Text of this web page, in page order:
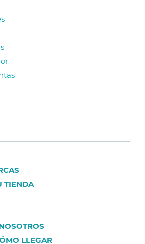
TIENDA
LLEGAR